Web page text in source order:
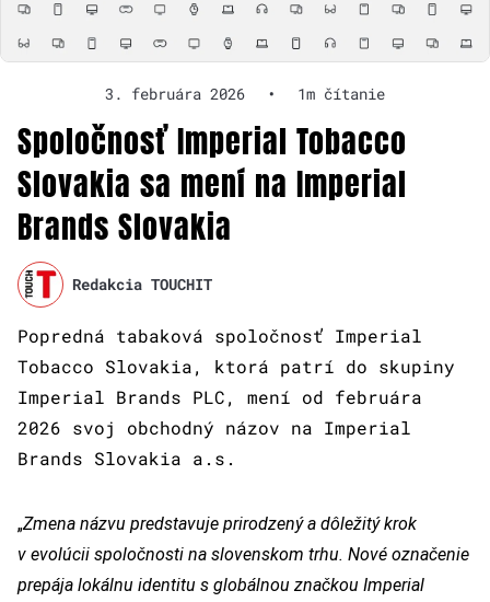
3. februára 2026 • 1m čítanie
Spoločnosť Imperial Tobacco
Slovakia sa mení na Imperial
Brands Slovakia
Redakcia TOUCHIT
Popredná tabaková spoločnosť Imperial
Tobacco Slovakia, ktorá patrí do skupiny
Imperial Brands PLC, mení od februára
2026 svoj obchodný názov na Imperial
Brands Slovakia a.s.
„Zmena názvu predstavuje prirodzený a dôležitý krok
v evolúcii spoločnosti na slovenskom trhu. Nové označenie
prepája lokálnu identitu s globálnou značkou Imperial